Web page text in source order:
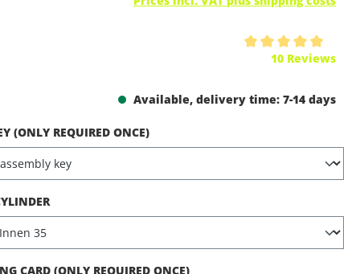
10 Reviews
Available, delivery time: 7-14 days
(ONLY REQUIRED ONCE)
CARD (ONLY REQUIRED ONCE)